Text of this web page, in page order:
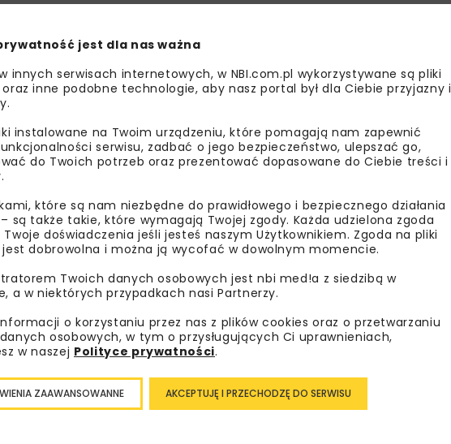
Tec Construction – UNIBEP – Pomorskie Przedsiębiorstwo
wystartowały spółki BUDIMEX i MOSTOSTAL WARSZAWA.
do dialogu
planuje dopuścić do dialogu konkurencyjnego maksymalnie
zdobyte przy realizacji inwestycji kolejowych. Dialog
rozwiązania techniczne oraz organizacyjne przed rozpoczęciem
technologiczną i warsztatową, a następnie zrealizuje budowę 14,3
obejmuje również budowę 55 mostów, wiaduktów,
około 30 km dróg.
jest dla nas ważna
innych serwisach internetowych, w NBI.com.pl wykorzystywane są pliki
inne podobne technologie, aby nasz portal był dla Ciebie przyjazny i
instalowane na Twoim urządzeniu, które pomagają nam zapewnić
serwisu, zadbać o jego bezpieczeństwo, ulepszać go,
do Twoich potrzeb oraz prezentować dopasowane do Ciebie treści i
które są nam niezbędne do prawidłowego i bezpiecznego działania
są także takie, które wymagają Twojej zgody. Każda udzielona zgoda
doświadczenia jeśli jesteś naszym Użytkownikiem. Zgoda na pliki
dobrowolna i można ją wycofać w dowolnym momencie.
Twoich danych osobowych jest nbi med!a z siedzibą w
a w niektórych przypadkach nasi Partnerzy.
o korzystaniu przez nas z plików cookies oraz o przetwarzaniu
osobowych, w tym o przysługujących Ci uprawnieniach,
w naszej Polityce prywatności.
AKCEPTUJĘ I PRZECHODZĘ DO SERWISU
ZAAWANSOWANNE